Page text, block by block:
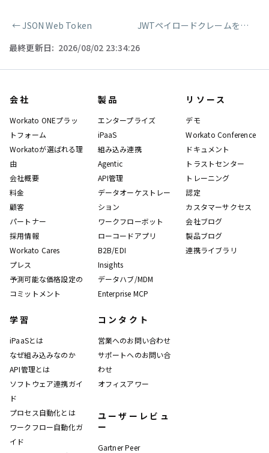
ページャー
←JSON Web Token JWTペイロードクレームを抽出
最終更新日: 2026/08/02 23:34:26
会社
Workato ONEプラッ
トフォーム
Workatoが選ばれる理
由
会社概要
料金
顧客
パートナー
採用情報
Workato Cares
プレス
予測可能な価格設定の
コミットメント
製品
エンタープライズ
iPaaS
組み込み連携
Agentic
API管理
データオーケストレー
ション
ワークフローボット
ローコードアプリ
B2B/EDI
Insights
データハブ/MDM
Enterprise MCP
リソース
デモ
Workato Conference
ドキュメント
トラストセンター
トレーニング
認定
カスタマーサクセス
会社ブログ
製品ブログ
連携ライブラリ
学習
iPaaSとは
なぜ組み込みなのか
API管理とは
ソフトウェア連携ガイ
ド
プロセス自動化とは
ワークフロー自動化ガ
イド
コンタクト
営業へのお問い合わせ
サポートへのお問い合
わせ
オフィスアワー
ユーザーレビュ
ー
Gartner Peer